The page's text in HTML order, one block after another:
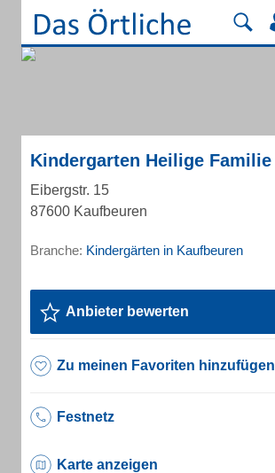
Kindergarten Heilige Familie
Eibergstr. 15
87600 Kaufbeuren
Branche: Kindergärten in Kaufbeuren
Anbieter bewerten
Zu meinen Favoriten hinzufügen
Festnetz
Karte anzeigen